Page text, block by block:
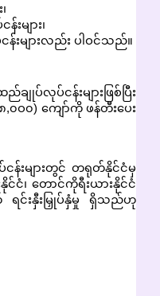
များ၊
များလည်း ပါဝင်သည်။
လုပ်ငန်းများဖြစ်ပြီး
ဝ၀) ကျော်ကို ဖန်တီးပေး
န်းများတွင် တရုတ်နိုင်ငံမှ
နိုင်ငံ၊ တောင်ကိုရီးယားနိုင်ငံ
ရင်းနှီးမြှုပ်နှံမှု ရှိသည်ဟု